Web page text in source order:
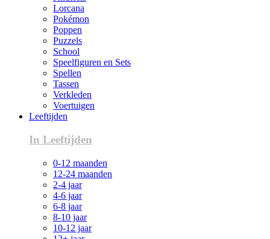
Lorcana
Pokémon
Poppen
Puzzels
School
Speelfiguren en Sets
Spellen
Tassen
Verkleden
Voertuigen
Leeftijden
In Leeftijden
0-12 maanden
12-24 maanden
2-4 jaar
4-6 jaar
6-8 jaar
8-10 jaar
10-12 jaar